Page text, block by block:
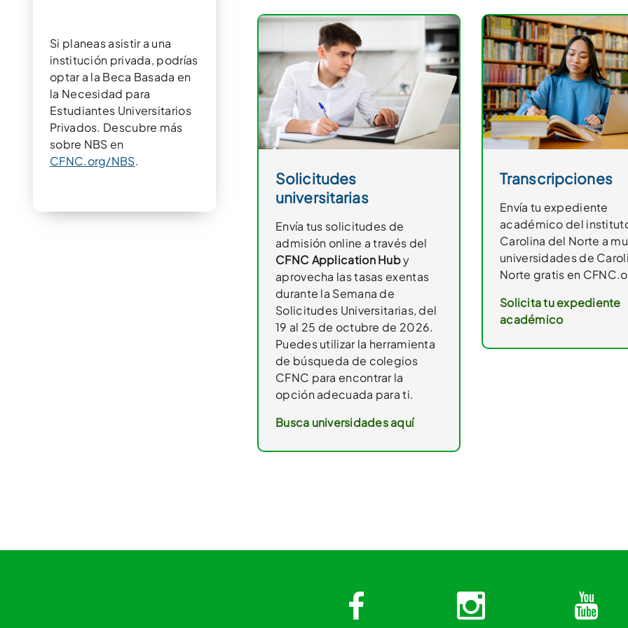
Si planeas asistir a una
institución privada, podrías
optar a la Beca Basada en
la Necesidad para
Estudiantes Universitarios
Privados. Descubre más
sobre NBS en
CFNC.org/NBS.
Solicitudes
universitarias
Envía tus solicitudes de
admisión online a través del
CFNC Application Huby
aprovecha las tasas exentas
durante la Semana de
Solicitudes Universitarias, del
19 al 25 de octubre de 2026.
Puedes utilizar la herramienta
de búsqueda de colegios
CFNC para encontrar la
opción adecuada para ti.
Busca universidades aquí
Transcripciones
Envía tu expediente
académico del
Carolina del Norte a
universidades de
Norte gratis en
Solicita tu expediente
académico
Facebook